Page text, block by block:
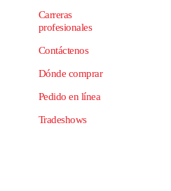
Carreras
profesionales
Contáctenos
Dónde comprar
Pedido en línea
Tradeshows